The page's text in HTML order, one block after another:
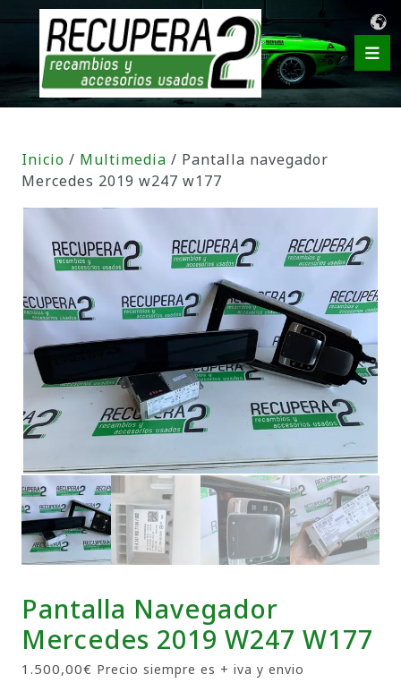
Inicio / Multimedia / Pantalla navegador
Mercedes 2019 w247 w177
Pantalla Navegador
Mercedes 2019 W247 W177
1.500,00€ Precio siempre es + iva y envio